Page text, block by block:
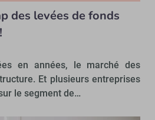
des levées de fonds
en années, le marché des
Et plusieurs entreprises
le segment de…